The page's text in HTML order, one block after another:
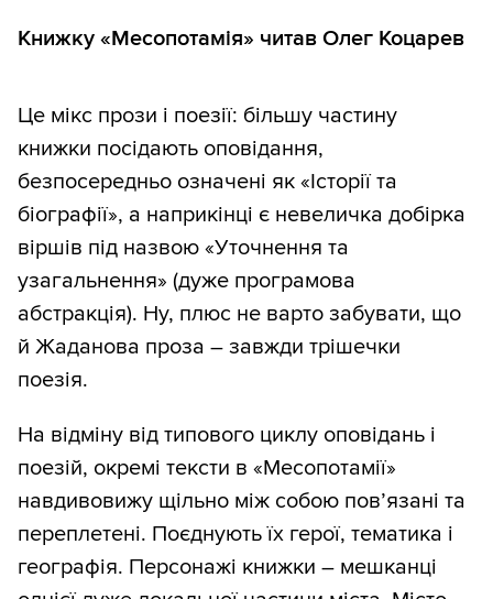
Книжку «Месопотамія» читав Олег Коцарев
Це мікс прози і поезії: більшу частину
книжки посідають оповідання,
безпосередньо означені як «Історії та
біографії», а наприкінці є невеличка добірка
віршів під назвою «Уточнення та
узагальнення» (дуже програмова
абстракція). Ну, плюс не варто забувати, що
й Жаданова проза – завжди трішечки
поезія.
На відміну від типового циклу оповідань і
поезій, окремі тексти в «Месопотамії»
навдивовижу щільно між собою пов’язані та
переплетені. Поєднують їх герої, тематика і
географія. Персонажі книжки – мешканці